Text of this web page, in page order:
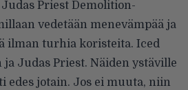
Priest Demolition-
vedetään menevämpää ja
ilman turhia koristeita. Iced
Judas Priest. Näiden ystäville
edes jotain. Jos ei muuta, niin